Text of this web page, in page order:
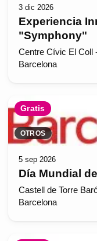
3 dic 2026
Experiencia
"Symphony"
Centre Cívic El Coll
Barcelona
Gratis
OTROS
5 sep 2026
Día Mundial
Castell de Torre
Barcelona